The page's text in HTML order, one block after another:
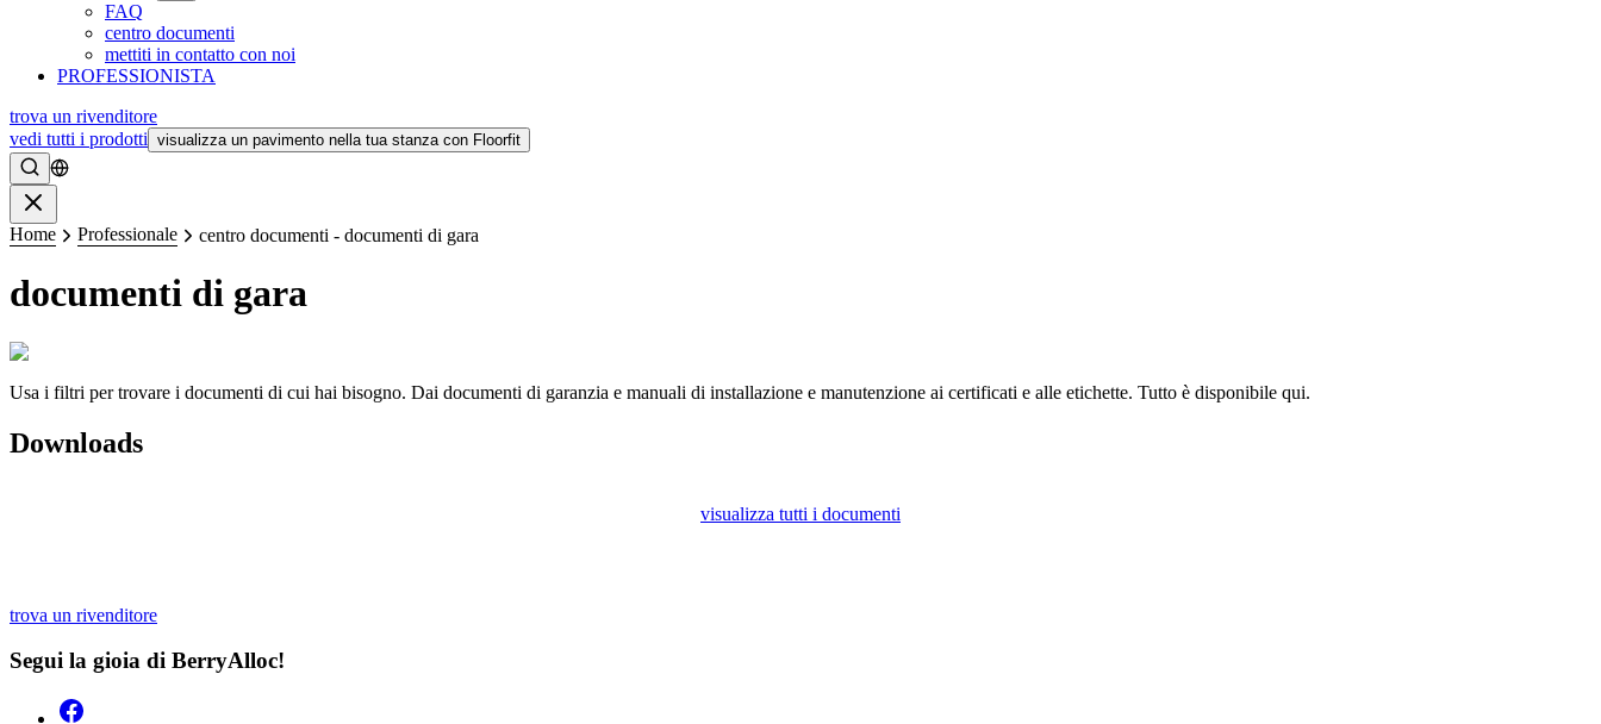
FAQ
centro documenti
mettiti in contatto con noi
PROFESSIONISTA
trova un rivenditore
vedi tutti i prodotti visualizza un pavimento nella tua stanza con Floorfit
Ricerca
Home Professionale centro documenti - documenti di gara
documenti di gara
Usa i filtri per trovare i documenti di cui hai bisogno. Dai documenti di garanzia e manuali di installazione e manutenzione ai certificati e alle etichette. Tutto è disponibile qui.
Downloads
visualizza tutti i documenti
trova un rivenditore
Segui la gioia di BerryAlloc!